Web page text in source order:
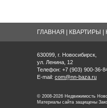
ГЛАВНАЯ КВАРТИРЫ
630099, г. Новосибирск,
ул. Ленина, 12
Телефон: +7 (903) 900-36-
E-mail: com@nn-baza.ru
© 2008-2026 Недвижимость
Материалы сайта защищены